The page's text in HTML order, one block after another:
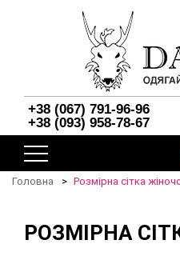
+38 (067) 791-96-96
+38 (093) 958-78-67
Головна Розмірна сітка
РОЗМІРНА